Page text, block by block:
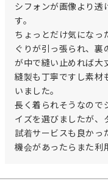
シフォンが画像より透
す。
ちょっとだけ気になっ
ぐりが引っ張られ、裏
が中で縫い止めれば大
縫製も丁寧ですし素材
いました。
長く着られそうなので
イズを選びましたが、
試着サービスも良かっ
機会があったらまた利